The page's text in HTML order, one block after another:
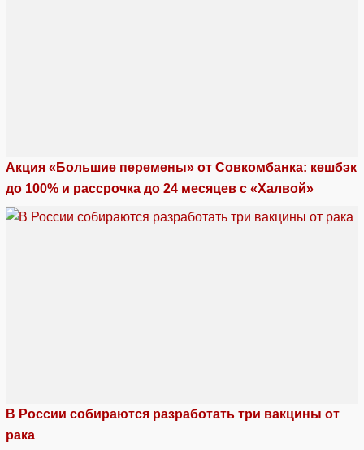
Акция «Большие перемены» от Совкомбанка: кешбэк
до 100% и рассрочка до 24 месяцев с «Халвой»
В России собираются разработать три вакцины от
рака